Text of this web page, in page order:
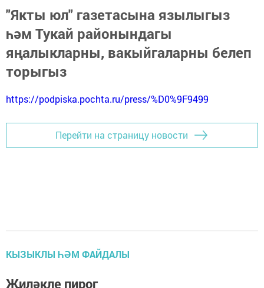
"Якты юл" газетасына язылыгыз
һәм Тукай районындагы
яңалыкларны, вакыйгаларны белеп
торыгыз
https://podpiska.pochta.ru/press/%D0%9F9499
Перейти на страницу новости
КЫЗЫКЛЫ ҺӘМ ФАЙДАЛЫ
Җиләкле пирог